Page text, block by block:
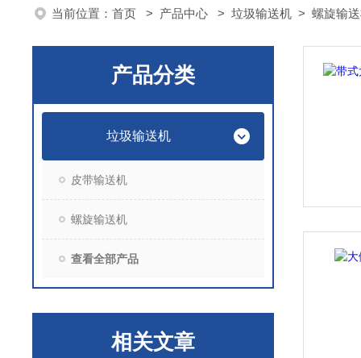
当前位置： 首页 > 产品中心 > 垃圾输送机 > 螺旋输
产品分类
垃圾输送机
皮带输送机
螺旋输送机
查看全部产品
相关文章